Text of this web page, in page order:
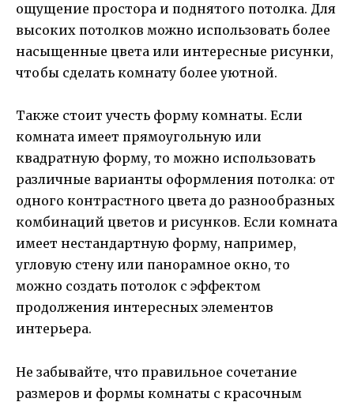
ощущение простора и поднятого потолка. Для
высоких потолков можно использовать более
насыщенные цвета или интересные рисунки,
чтобы сделать комнату более уютной.
Также стоит учесть форму комнаты. Если
комната имеет прямоугольную или
квадратную форму, то можно использовать
различные варианты оформления потолка: от
одного контрастного цвета до разнообразных
комбинаций цветов и рисунков. Если комната
имеет нестандартную форму, например,
угловую стену или панорамное окно, то
можно создать потолок с эффектом
продолжения интересных элементов
интерьера.
Не забывайте, что правильное сочетание
размеров и формы комнаты с красочным